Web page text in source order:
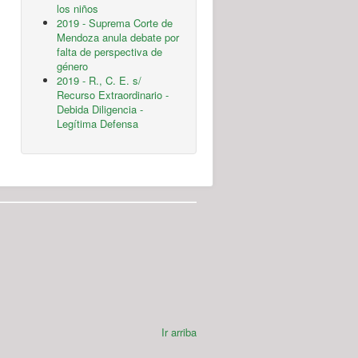
los niños
2019 - Suprema Corte de
Mendoza anula debate por
falta de perspectiva de
género
2019 - R., C. E. s/
Recurso Extraordinario -
Debida Diligencia -
Legítima Defensa
Ir arriba